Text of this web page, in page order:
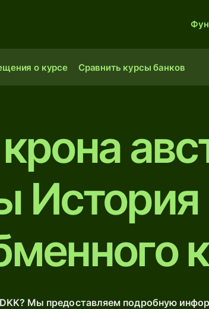
о курсе Сравнить курсы банков
История
Мы предоставляем подробную